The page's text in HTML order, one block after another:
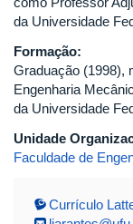
da Universidade
Formação:
Graduação (1998),
Engenharia
da Universidade
Unidade
Faculdade de
Currículo